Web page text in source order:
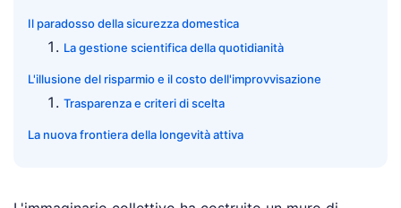
Il paradosso della sicurezza domestica
La gestione scientifica della quotidianità
L'illusione del risparmio e il costo dell'improvvisazione
Trasparenza e criteri di scelta
La nuova frontiera della longevità attiva